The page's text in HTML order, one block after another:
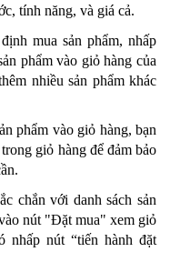
tính năng, và giá cả.
mua sản phẩm, nhấp
phẩm vào giỏ hàng của
nhiều sản phẩm khác
phẩm vào giỏ hàng, bạn
giỏ hàng để đảm bảo
chắn với danh sách sản
nút "Đặt mua" xem giỏ
nhấp nút “tiến hành đặt